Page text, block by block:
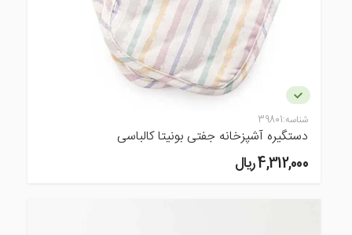
شناسه:39801
دستگیره آشپزخانه جفتی بونیتا کالباسی
4,312,000 ريال